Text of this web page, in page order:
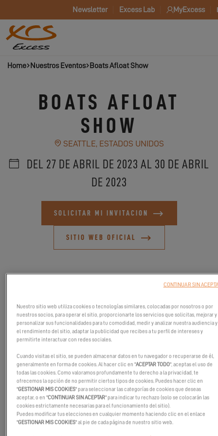
Newsletter Excess Lab MyExcess
Home Nuestros Eventos Boats Afloat Show
BOATS AFLOAT
SHOW
SEATTLE, ESTADOS UNIDOS
DEL 27 DE ABRIL DE 2023 AL 30 DE ABRIL
DE 2023
SOLICITAR MI INVITACION
SITIO WEB OFICIAL
Venga a ver el primer Excess 11 en Seattle, del 27 al 30 de abril, en
el Salón Boats Afloat. ¡Estamos deseando hablar con usted! El
Boats Afloat Show es el destino perfecto para explorar, soñar y
descubrir. Disfrute de las impresionantes vistas de la ciudad
Nuestro sitio web utiliza cookies o tecnologías similares, colocadas por nosotros o por
nuestros socios, para operar el sitio, proporcionarte los servicios que solicitas, mejorar y
personalizar sus funcionalidades para tu comodidad, medir y analizar nuestra audiencia y
el rendimiento del sitio, adaptar la publicidad que recibes a tu perfil de intereses y
permitirte interactuar con redes sociales.
Cuando visitas el sitio, se pueden almacenar datos en tu navegador o recuperarse de él,
generalmente en forma de cookies. Al hacer clic en "ACEPTAR TODO", aceptas el uso de
todas las cookies. Como valoramos profundamente tu derecho a la privacidad, te
ofrecemos la opción de no permitir ciertos tipos de cookies. Puedes hacer clic en
"GESTIONAR MIS COOKIES" para seleccionar las categorías de cookies que deseas
aceptar, o en "CONTINUAR SIN ACEPTAR" para indicar tu rechazo (solo se colocarán las
cookies estrictamente necesarias para el funcionamiento del sitio).
Puedes modificar tus elecciones en cualquier momento haciendo clic en el enlace
"GESTIONAR MIS COOKIES" al pie de cada página de nuestro sitio web.
CONTINUAR SIN